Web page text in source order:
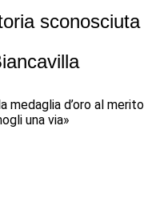
sconosciuta
d’oro al merito
una via»